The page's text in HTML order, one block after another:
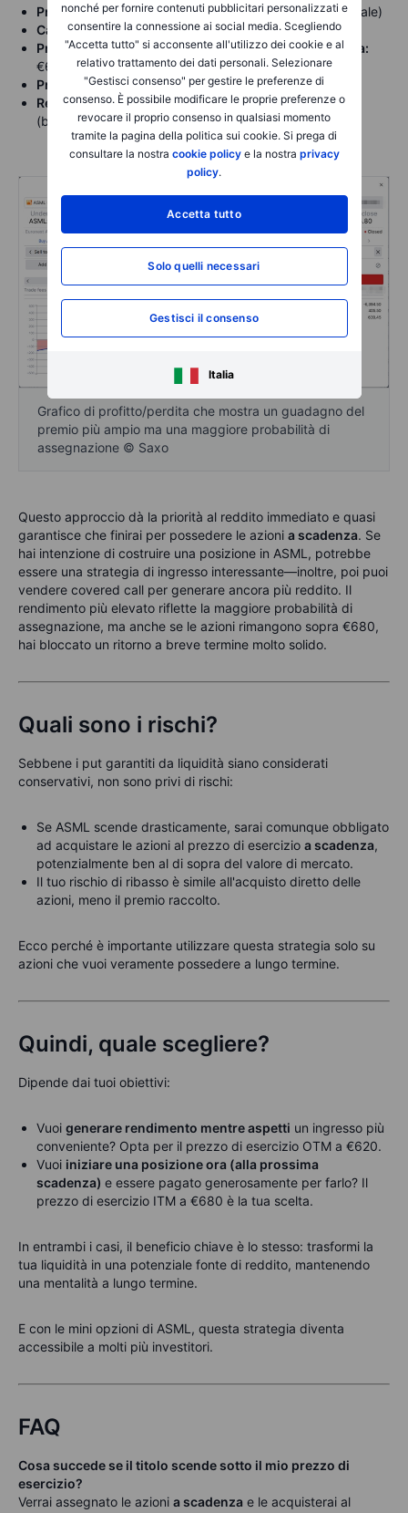
nonché per fornire contenuti pubblicitari personalizzati e
consentire la connessione ai social media. Scegliendo
"Accetta tutto" si acconsente all'utilizzo dei cookie e al
relativo trattamento dei dati personali. Selezionare
"Gestisci consenso" per gestire le preferenze di
consenso. È possibile modificare le proprie preferenze o
revocare il proprio consenso in qualsiasi momento
tramite la pagina della politica sui cookie. Si prega di
consultare la nostra cookie policye la nostra privacy
policy.
Accetta tutto
Solo quelli necessari
Gestisci il consenso
Italia
Premio ricevuto:€40,55 (per 10 azioni = €405,50 totale)
Capitale richiesto:€6.800
Prezzo di acquisto effettivo se assegnato a scadenza:
€639,45
Probabilità di assegnazione (Delta):~69%
Rendimento annualizzato se non assegnato:~75%
(basato su un periodo di detenzione di 29 giorni)
Grafico di profitto/perdita che mostra un guadagno del
premio più ampio ma una maggiore probabilità di
assegnazione © Saxo
Questo approccio dà la priorità al reddito immediato e quasi
garantisce che finirai per possedere le azioni a scadenza. Se
hai intenzione di costruire una posizione in ASML, potrebbe
essere una strategia di ingresso interessante—inoltre, poi puoi
vendere covered call per generare ancora più reddito. Il
rendimento più elevato riflette la maggiore probabilità di
assegnazione, ma anche se le azioni rimangono sopra €680,
hai bloccato un ritorno a breve termine molto solido.
Quali sono i rischi?
Sebbene i put garantiti da liquidità siano considerati
conservativi, non sono privi di rischi:
Se ASML scende drasticamente, sarai comunque obbligato
ad acquistare le azioni al prezzo di esercizio a scadenza,
potenzialmente ben al di sopra del valore di mercato.
Il tuo rischio di ribasso è simile all'acquisto diretto delle
azioni, meno il premio raccolto.
Ecco perché è importante utilizzare questa strategia solo su
azioni che vuoi veramente possedere a lungo termine.
Quindi, quale scegliere?
Dipende dai tuoi obiettivi:
Vuoi generare rendimento mentre aspetti un ingresso più
conveniente? Opta per il prezzo di esercizio OTM a €620.
Vuoi iniziare una posizione ora (alla prossima
scadenza) e essere pagato generosamente per farlo? Il
prezzo di esercizio ITM a €680 è la tua scelta.
In entrambi i casi, il beneficio chiave è lo stesso: trasformi la
tua liquidità in una potenziale fonte di reddito, mantenendo
una mentalità a lungo termine.
E con le mini opzioni di ASML, questa strategia diventa
accessibile a molti più investitori.
FAQ
Cosa succede se il titolo scende sotto il mio prezzo di
esercizio?
Verrai assegnato le azioni a scadenza e le acquisterai al